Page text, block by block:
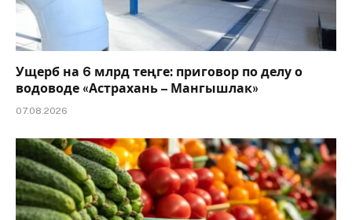
Ущерб на 6 млрд теңге: приговор по делу о
водоводе «Астрахань – Мангышлак»
07.08.2026